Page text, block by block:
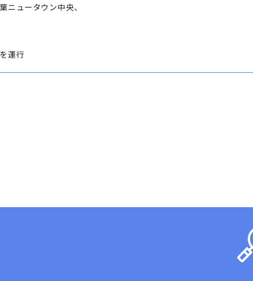
ニュータウン中央、
運行